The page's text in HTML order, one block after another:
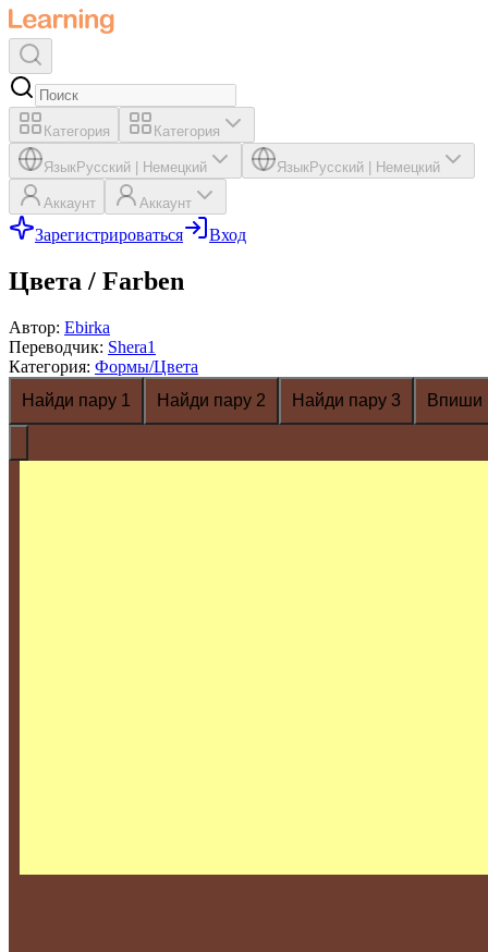
Категория Категория
ЯзыкРусский Немецкий ЯзыкРусский Немецкий
Аккаунт Аккаунт
Зарегистрироваться Вход
Цвета / Farben
Автор: Ebirka
Переводчик: Shera1
Категория: Формы/Цвета
Найди пару 1
Найди пару 2 Найди пару 3 Впиши